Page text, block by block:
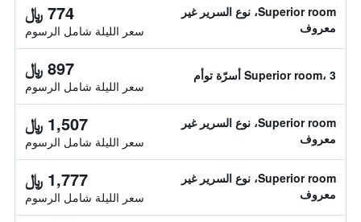
Superior room، نوع السرير غير
معروف
774 ﷼
سعر الليلة شامل الرسوم
Superior room، 3 أسرّة توأم 897 ﷼
سعر الليلة شامل الرسوم
Superior room، نوع السرير غير
معروف
1,507 ﷼
سعر الليلة شامل الرسوم
Superior room، نوع السرير غير
معروف
1,777 ﷼
سعر الليلة شامل الرسوم